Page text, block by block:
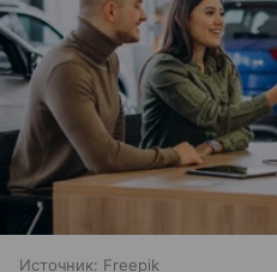
Источник: Freepik